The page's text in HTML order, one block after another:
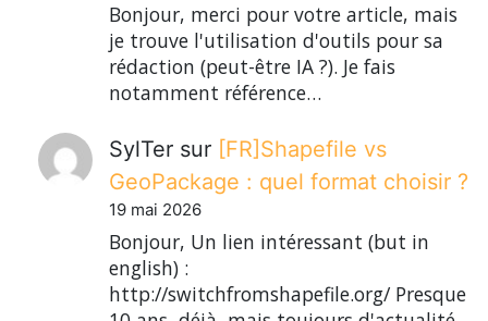
Bonjour, merci pour votre article, mais
je trouve l'utilisation d'outils pour sa
rédaction (peut-être IA ?). Je fais
notamment référence…
SylTer sur [FR]Shapefile vs
GeoPackage : quel format choisir ?
19 mai 2026
Bonjour, Un lien intéressant (but in
english) :
http://switchfromshapefile.org/ Presque